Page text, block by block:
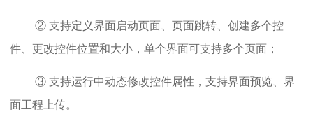
② 支持定义界面启动页面、页面跳转、创建多个控
件、更改控件位置和大小，单个界面可支持多个页面；
③ 支持运行中动态修改控件属性，支持界面预览、界
面工程上传。